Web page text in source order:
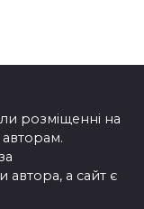
розміщенні на
авторам.
автора, а сайт є